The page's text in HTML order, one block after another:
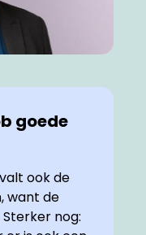
goede
ook de
want de
nog: